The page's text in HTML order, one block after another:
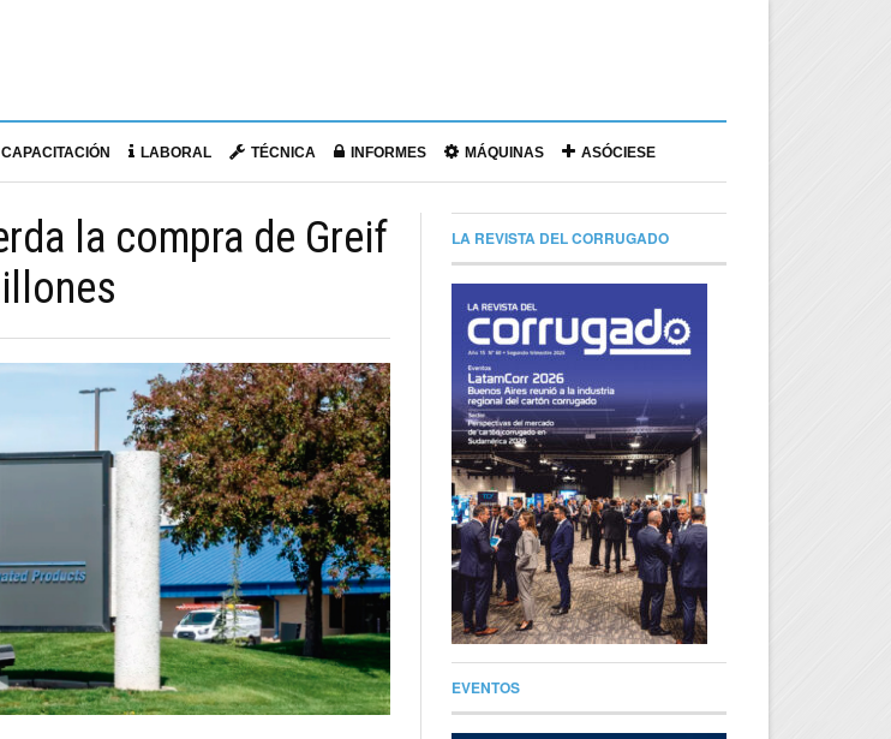
CAPACITACIÓN LABORAL TÉCNICA INFORMES MÁQUINAS ASÓCIESE
la compra de Greif
LA REVISTA DEL CORRUGADO
EVENTOS